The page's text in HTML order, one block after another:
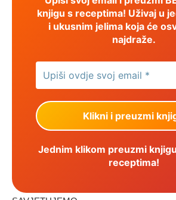
knjigu s receptima! Uživaj u
i ukusnim jelima koja će
najdraže.
Jednim klikom preuzmi
receptima!